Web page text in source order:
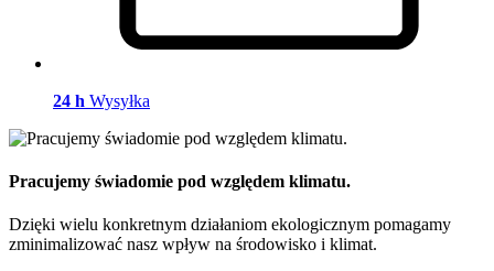
24 h Wysyłka
Pracujemy świadomie pod względem klimatu.
Dzięki wielu konkretnym działaniom ekologicznym pomagamy
zminimalizować nasz wpływ na środowisko i klimat.